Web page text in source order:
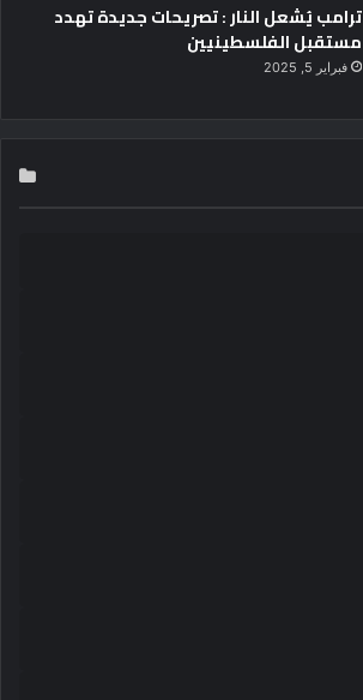
ترامب يُشعل النار : تصريحات جديدة تهدد
مستقبل الفلسطينيين
فبراير 5, 2025